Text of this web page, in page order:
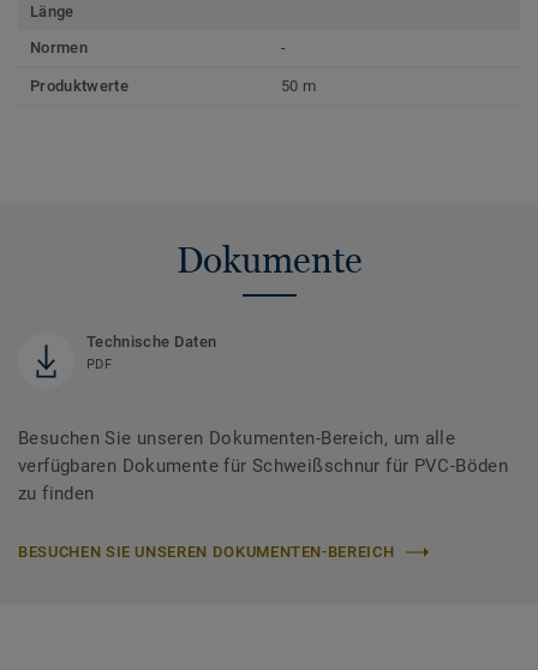
Länge
Normen
-
Produktwerte 50 m
Dokumente
Technische Daten
PDF
Besuchen Sie unseren Dokumenten-Bereich, um alle
verfügbaren Dokumente für Schweißschnur für PVC-Böden
zu finden
BESUCHEN SIE UNSEREN DOKUMENTEN-BEREICH